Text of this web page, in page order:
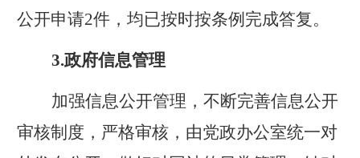
公开申请2件，均已按时按条例完成答复。
3.政府信息管理
加强信息公开管理，不断完善信息公开
审核制度，严格审核，由党政办公室统一对